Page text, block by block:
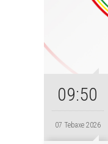
09:50
07 Tebaxe 2026